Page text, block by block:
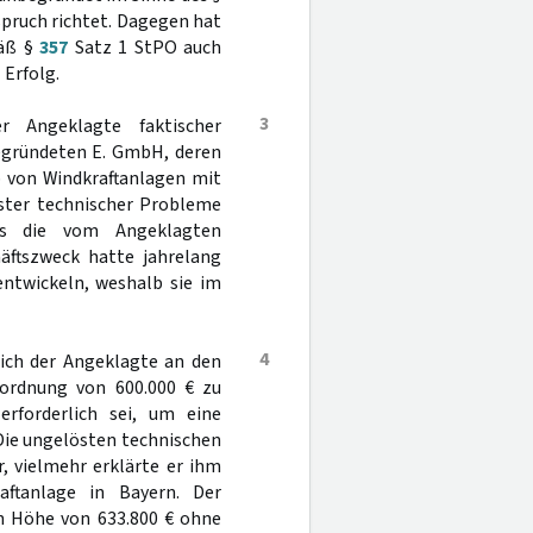
richtet. Dagegen hat
§357 Satz 1 StPO auch
3
Angeklagte faktischer
E. GmbH, deren
von Windkraftanlagen mit
technischer Probleme
die vom Angeklagten
hatte jahrelang
weshalb sie im
4
der Angeklagte an den
von 600.000 € zu
sei, um eine
ungelösten technischen
vielmehr erklärte er ihm
in Bayern. Der
von 633.800 € ohne